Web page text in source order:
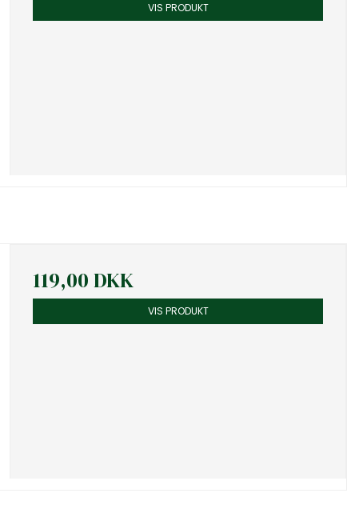
VIS PRODUKT
119,00 DKK
VIS PRODUKT